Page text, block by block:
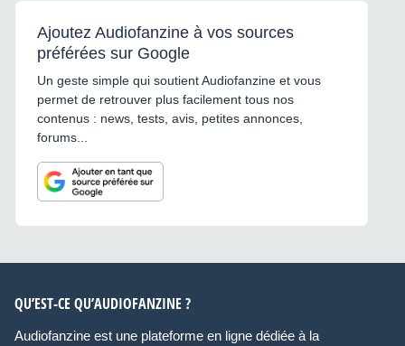
Ajoutez Audiofanzine à vos sources
préférées sur Google
Un geste simple qui soutient Audiofanzine et vous
permet de retrouver plus facilement tous nos
contenus : news, tests, avis, petites annonces,
forums...
QU’EST-CE QU’AUDIOFANZINE ?
Audiofanzine est une plateforme en ligne dédiée à la